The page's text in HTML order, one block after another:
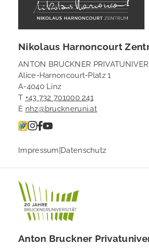
Nikolaus Harnoncourt
ANTON BRUCKNER
Alice-Harnoncourt-Platz 1
A-4040 Linz
T +43 732 701000 241
E nhz@bruckneruni.at
Impressum|Datenschutz
Anton Bruckner